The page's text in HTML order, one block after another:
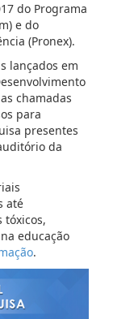
do Programa
e do
(Pronex).
lançados em
chamadas
para
presentes
da
até
tóxicos,
educação
.